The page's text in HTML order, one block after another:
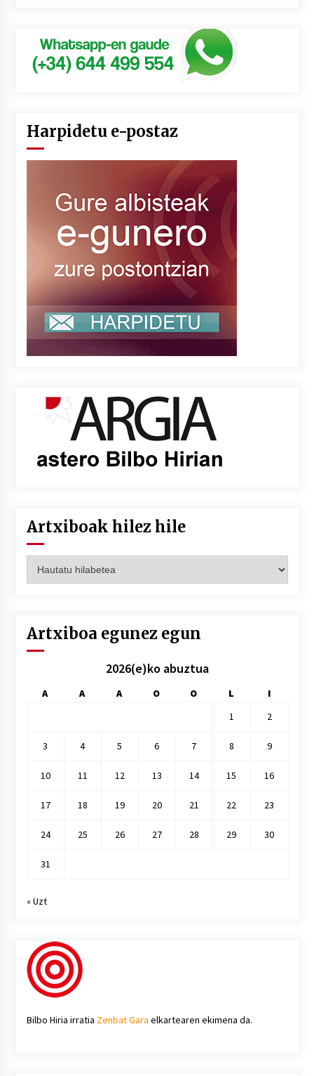
Harpidetu e-postaz
Artxiboak hilez hile
hilez
Artxiboa egunez egun
2026(e)ko abuztua
A A A O O L
I
1
2
3 4 5 6 7 8 9
10 11 12 13 14 15 16
17 18 19 20 21 22 23
24 25 26 27 28 29 30
31
« Uzt
Bilbo Hiria irratia Zenbat Gara elkartearen ekimena da.